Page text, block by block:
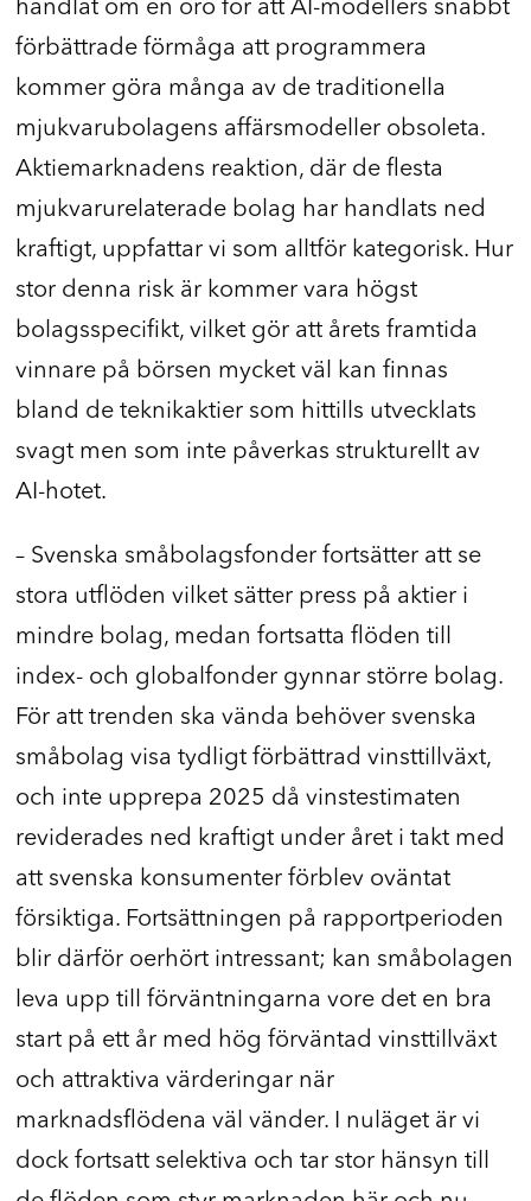
handlat om en oro för att AI-modellers snabbt
förbättrade förmåga att programmera
kommer göra många av de traditionella
mjukvarubolagens affärsmodeller obsoleta.
Aktiemarknadens reaktion, där de flesta
mjukvarurelaterade bolag har handlats ned
kraftigt, uppfattar vi som alltför kategorisk. Hur
stor denna risk är kommer vara högst
bolagsspecifikt, vilket gör att årets framtida
vinnare på börsen mycket väl kan finnas
bland de teknikaktier som hittills utvecklats
svagt men som inte påverkas strukturellt av
AI-hotet.
– Svenska småbolagsfonder fortsätter att se
stora utflöden vilket sätter press på aktier i
mindre bolag, medan fortsatta flöden till
index- och globalfonder gynnar större bolag.
För att trenden ska vända behöver svenska
småbolag visa tydligt förbättrad vinsttillväxt,
och inte upprepa 2025 då vinstestimaten
reviderades ned kraftigt under året i takt med
att svenska konsumenter förblev oväntat
försiktiga. Fortsättningen på rapportperioden
blir därför oerhört intressant; kan småbolagen
leva upp till förväntningarna vore det en bra
start på ett år med hög förväntad vinsttillväxt
och attraktiva värderingar när
marknadsflödena väl vänder. I nuläget är vi
dock fortsatt selektiva och tar stor hänsyn till